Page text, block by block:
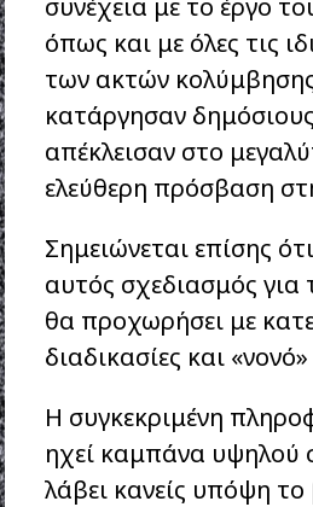
όπως και με όλες τις
των ακτών
κατάργησαν
απέκλεισαν στο
ελεύθερη πρόσβαση
Σημειώνεται επίσης
αυτός σχεδιασμός για
θα προχωρήσει με
διαδικασίες και
Η συγκεκριμένη
ηχεί καμπάνα υψηλού
λάβει κανείς υπόψη